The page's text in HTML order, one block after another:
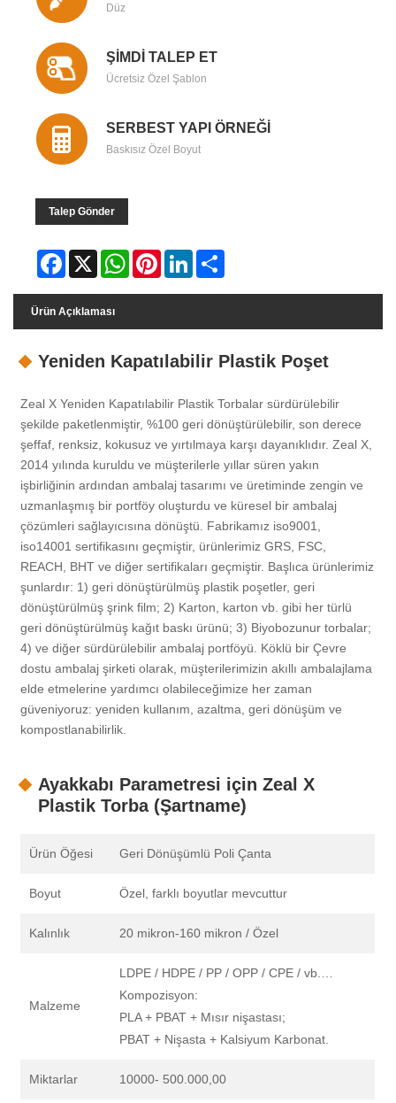
Düz
ŞİMDİ TALEP ET
Ücretsiz Özel Şablon
SERBEST YAPI ÖRNEĞİ
Baskısız Özel Boyut
Talep Gönder
Facebook
X WhatsAppPinterestLinkedIn
Ürün Açıklaması
Yeniden Kapatılabilir Plastik Poşet
Zeal X Yeniden Kapatılabilir Plastik Torbalar sürdürülebilir
şekilde paketlenmiştir, %100 geri dönüştürülebilir, son derece
şeffaf, renksiz, kokusuz ve yırtılmaya karşı dayanıklıdır. Zeal X,
2014 yılında kuruldu ve müşterilerle yıllar süren yakın
işbirliğinin ardından ambalaj tasarımı ve üretiminde zengin ve
uzmanlaşmış bir portföy oluşturdu ve küresel bir ambalaj
çözümleri sağlayıcısına dönüştü. Fabrikamız iso9001,
iso14001 sertifikasını geçmiştir, ürünlerimiz GRS, FSC,
REACH, BHT ve diğer sertifikaları geçmiştir. Başlıca ürünlerimiz
şunlardır: 1) geri dönüştürülmüş plastik poşetler, geri
dönüştürülmüş şrink film; 2) Karton, karton vb. gibi her türlü
geri dönüştürülmüş kağıt baskı ürünü; 3) Biyobozunur torbalar;
4) ve diğer sürdürülebilir ambalaj portföyü. Köklü bir Çevre
dostu ambalaj şirketi olarak, müşterilerimizin akıllı ambalajlama
elde etmelerine yardımcı olabileceğimize her zaman
güveniyoruz: yeniden kullanım, azaltma, geri dönüşüm ve
kompostlanabilirlik.
Ayakkabı Parametresi için Zeal X
Plastik Torba (Şartname)
Ürün Öğesi Geri Dönüşümlü Poli Çanta
Boyut Özel, farklı boyutlar mevcuttur
Kalınlık 20 mikron-160 mikron / Özel
Malzeme
LDPE / HDPE / PP / OPP / CPE / vb.…
Kompozisyon:
PLA + PBAT + Mısır nişastası;
PBAT + Nişasta + Kalsiyum Karbonat.
Miktarlar 10000- 500.000,00